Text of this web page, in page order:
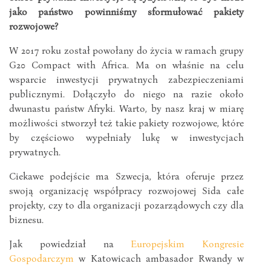
jako państwo powinniśmy sformułować pakiety
rozwojowe?
W 2017 roku został powołany do życia w ramach grupy
G20 Compact with Africa. Ma on właśnie na celu
wsparcie inwestycji prywatnych zabezpieczeniami
publicznymi. Dołączyło do niego na razie około
dwunastu państw Afryki. Warto, by nasz kraj w miarę
możliwości stworzył też takie pakiety rozwojowe, które
by częściowo wypełniały lukę w inwestycjach
prywatnych.
Ciekawe podejście ma Szwecja, która oferuje przez
swoją organizację współpracy rozwojowej Sida całe
projekty, czy to dla organizacji pozarządowych czy dla
biznesu.
Jak powiedział naEuropejskim Kongresie
Gospodarczym w Katowicach ambasador Rwandy w